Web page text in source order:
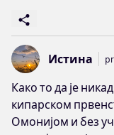
Истина
Како то да је
кипарском
Омонијом и без